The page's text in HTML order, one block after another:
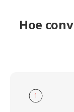
Hoe
1